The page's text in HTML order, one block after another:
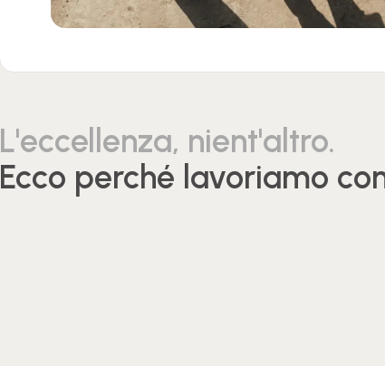
L'eccellenza, nient'altro.
Ecco perché lavoriamo